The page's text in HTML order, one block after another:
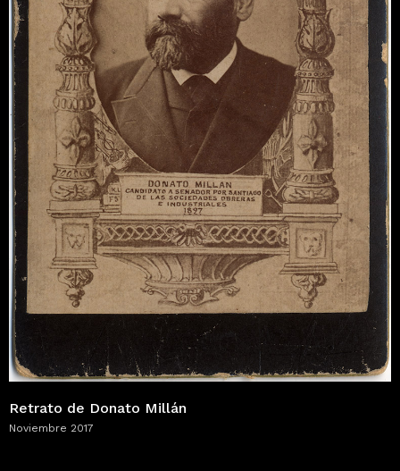
Retrato de Donato Millán
Noviembre 2017